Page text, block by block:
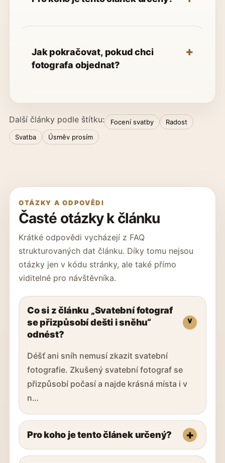
Jak pokračovat, pokud chci
fotografa objednat?
Další články podle štítku: Focení svatby
Radost
Svatba
Úsměv prosím
OTÁZKY A ODPOVĚDI
Časté otázky k článku
Krátké odpovědi vycházejí z FAQ
strukturovaných dat článku. Díky tomu nejsou
otázky jen v kódu stránky, ale také přímo
viditelné pro návštěvníka.
Co si z článku „Svatební fotograf
se přizpůsobí dešti i sněhu“
odnést?
Déšť ani sníh nemusí zkazit svatební
fotografie. Zkušený svatební fotograf se
přizpůsobí počasí a najde krásná místa i v
n…
Pro koho je tento článek určený?